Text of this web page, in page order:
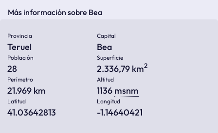
Más información sobre Bea
Provincia
Teruel
Capital
Bea
Población
28
Superficie
2.336,79 km2
Perímetro
21.969 km
Altitud
1136 msnm
Latitud
41.03642813
Longitud
-1.14640421